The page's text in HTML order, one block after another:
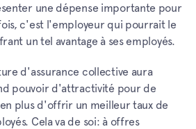
une dépense importante pour
c'est l'employeur qui pourrait le
un tel avantage à ses employés.
d'assurance collective aura
pouvoir d'attractivité pour de
plus d'offrir un meilleur taux de
Cela va de soi: à offres